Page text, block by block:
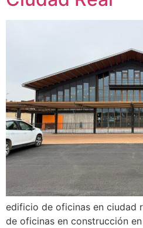
edificio de oficinas en ciudad
de oficinas en construcción